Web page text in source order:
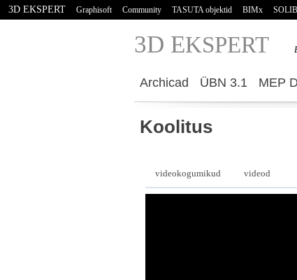
3D EKSPERT Graphisoft Community TASUTA objektid BIMx
3D EKSPERT
Archicad ÜBN 3.1 MEP
Koolitus
videokogumikud videod